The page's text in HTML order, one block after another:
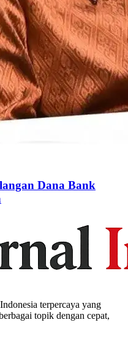
Dana Bank
terpercaya yang
topik dengan cepat,